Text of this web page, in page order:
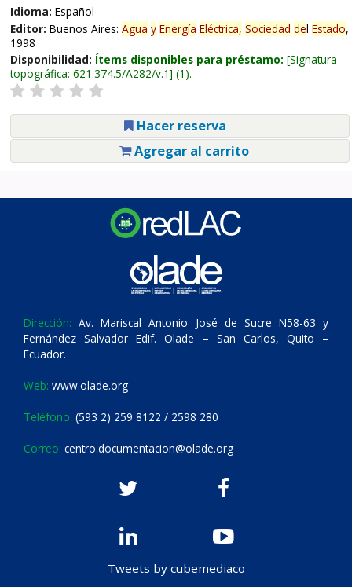
Idioma: Español
Editor: Buenos Aires: Agua y Energía Eléctrica, Sociedad del Estado,
1998
Disponibilidad: Ítems disponibles para préstamo: Signatura
topográfica: 621.374.5/A282/v.1 (1).
Hacer reserva
Agregar al carrito
Dirección: Av. Mariscal Antonio José de Sucre N58-63 y
Fernández Salvador Edif. Olade – San Carlos, Quito –
Ecuador.
Web: www.olade.org
Teléfono: (593 2) 259 8122 / 2598 280
Correo: centro.documentacion@olade.org
Tweets by cubemediaco